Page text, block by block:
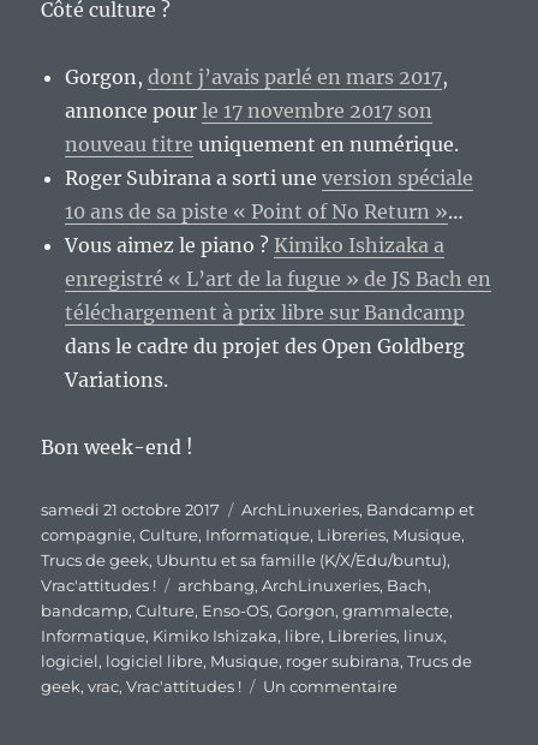
Côté culture ?
Gorgon,dont j’avais parlé en mars 2017,
annonce pourle 17 novembre 2017 son
nouveau titre uniquement en numérique.
Roger Subirana a sorti uneversion spéciale
10 ans de sa piste « Point of No Return »…
Vous aimez le piano ? Kimiko Ishizaka a
enregistré « L’art de la fugue » de JS Bach en
téléchargement à prix libre sur Bandcamp
dans le cadre du projet des Open Goldberg
Variations.
Bon week-end !
Publié
le
samedi 21 octobre 2017 Catégories
ArchLinuxeries, Bandcamp et
compagnie,Culture, Informatique, Libreries, Musique,
Trucs de geek, Ubuntu et sa famille (K/X/Edu/buntu),
Vrac'attitudes !
Étiquettes
archbang,ArchLinuxeries, Bach,
bandcamp,Culture, Enso-OS,Gorgon,grammalecte,
Informatique, Kimiko Ishizaka, libre, Libreries, linux,
logiciel, logiciel libre, Musique, roger subirana,Trucs de
geek,vrac,Vrac'attitudes ! Un commentairesur